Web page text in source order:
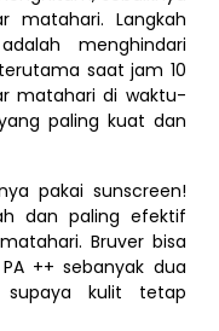
matahari. Langkah
menghindari
saat jam 10
matahari di waktu-
paling kuat dan
pakai sunscreen!
dan paling efektif
Bruver bisa
++ sebanyak dua
supaya kulit tetap